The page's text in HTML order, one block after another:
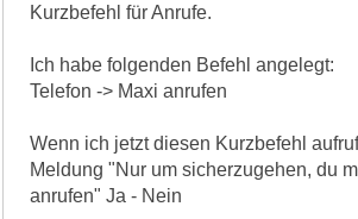
Kurzbefehl für Anrufe.
Ich habe folgenden Befehl angelegt:
Telefon -> Maxi anrufen
Wenn ich jetzt diesen Kurzbefehl
Meldung "Nur um sicherzugehen, du
anrufen" Ja - Nein